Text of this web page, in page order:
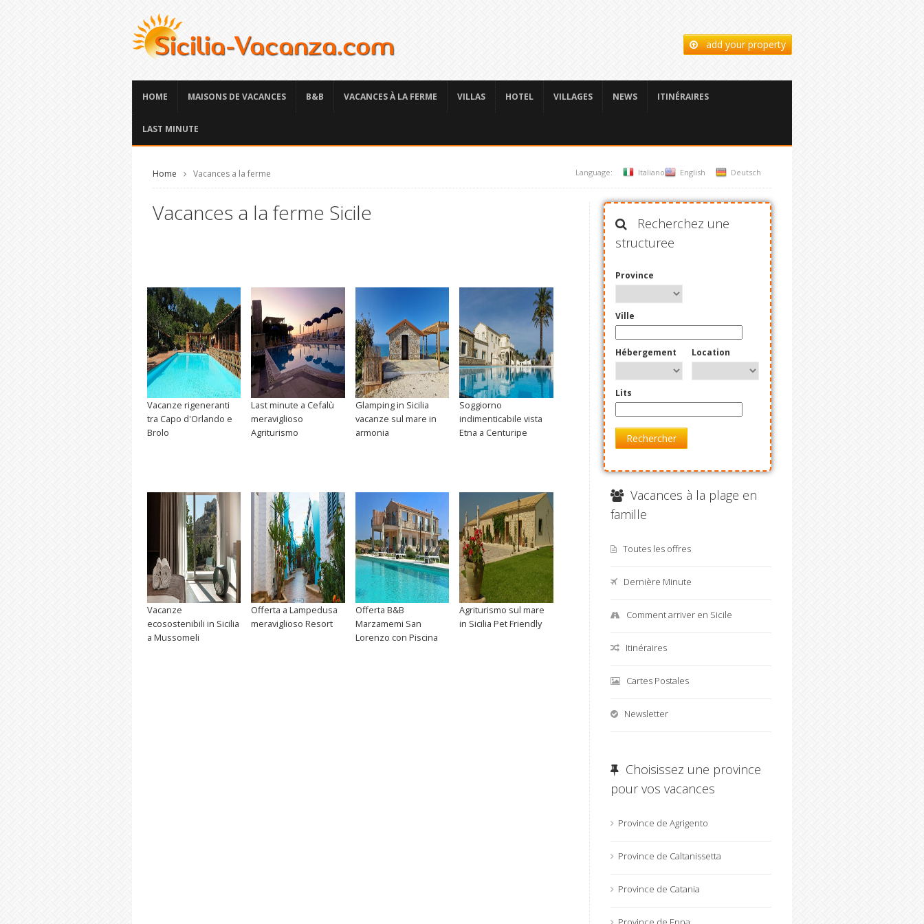
add your property
HOME MAISONS DE VACANCES B&B VACANCES À LA FERME VILLAS HOTEL VILLAGES NEWS ITINÉRAIRES
LAST MINUTE
Home Vacances a la ferme Language: Italiano English Deutsch
Vacances a la ferme Sicile
Vacanze rigeneranti
tra Capo d'Orlando e
Brolo
Last minute a Cefalù
meraviglioso
Agriturismo
Glamping in Sicilia
vacanze sul mare in
armonia
Soggiorno
indimenticabile vista
Etna a Centuripe
Vacanze
ecosostenibili in Sicilia
a Mussomeli
Offerta a Lampedusa
meraviglioso Resort
Offerta B&B
Marzamemi San
Lorenzo con Piscina
Agriturismo sul mare
in Sicilia Pet Friendly
Recherchez une
structuree
Province
Ville
Hébergement Location
Lits
Rechercher
Vacances à la plage en
famille
Toutes les offres
Dernière Minute
Comment arriver en Sicile
Itinéraires
Cartes Postales
Newsletter
Choisissez une province
pour vos vacances
Province de Agrigento
Province de Caltanissetta
Province de Catania